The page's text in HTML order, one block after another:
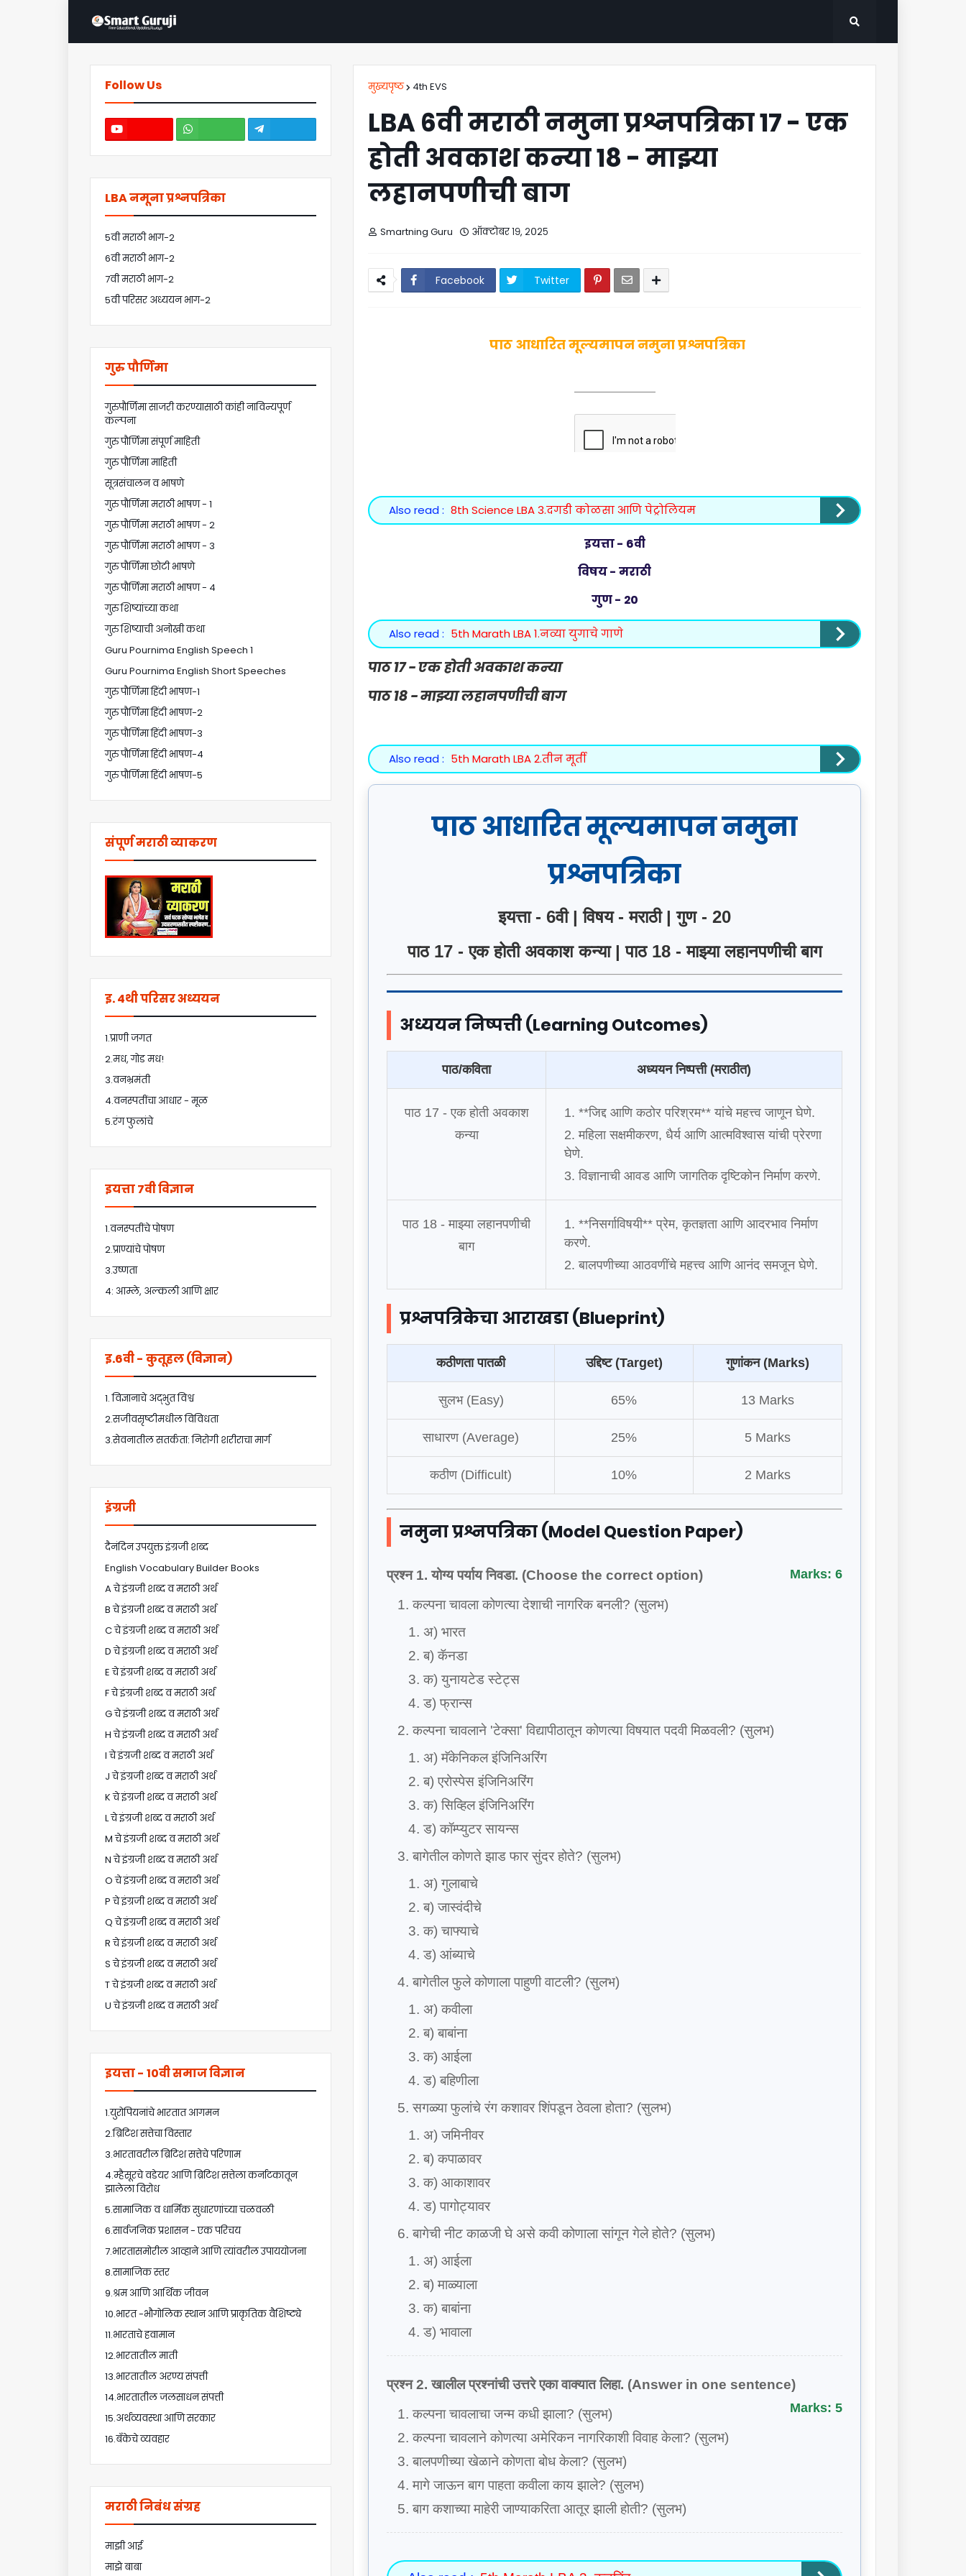
मुख्यपृष्ठ 4th EVS
LBA 6वी मराठी नमुना प्रश्नपत्रिका 17 - एक
होती अवकाश कन्या 18 - माझ्या
लहानपणीची बाग
Smartning Guru ऑक्टोबर १९, २०२५
Facebook Twitter
पाठ आधारित मूल्यमापन नमुना प्रश्नपत्रिका
Also read : 8th Science LBA 3.दगडी कोळसा आणि पेट्रोलियम
इयत्ता - 6वी
विषय - मराठी
गुण - 20
Also read : 5th Marath LBA 1.नव्या युगाचे गाणे
पाठ 17 - एक होती अवकाश कन्या
पाठ 18 - माझ्या लहानपणीची बाग
Also read : 5th Marath LBA 2.तीन मूर्ती
पाठ आधारित मूल्यमापन नमुना
प्रश्नपत्रिका
इयत्ता - 6वी | विषय - मराठी | गुण - 20
पाठ 17 - एक होती अवकाश कन्या | पाठ 18 - माझ्या लहानपणीची बाग
अध्ययन निष्पत्ती (Learning Outcomes)
पाठ/कविता अध्ययन निष्पत्ती (मराठीत)
पाठ 17 - एक होती अवकाश
कन्या
**जिद्द आणि कठोर परिश्रम** यांचे महत्त्व जाणून घेणे.
महिला सक्षमीकरण, धैर्य आणि आत्मविश्वास यांची प्रेरणा
घेणे.
विज्ञानाची आवड आणि जागतिक दृष्टिकोन निर्माण करणे.
पाठ 18 - माझ्या लहानपणीची
बाग
**निसर्गाविषयी** प्रेम, कृतज्ञता आणि आदरभाव निर्माण
करणे.
बालपणीच्या आठवणींचे महत्त्व आणि आनंद समजून घेणे.
प्रश्नपत्रिकेचा आराखडा (Blueprint)
कठीणता पातळी उद्दिष्ट (Target) गुणांकन (Marks)
सुलभ (Easy) 65% 13 Marks
साधारण (Average) 25% 5 Marks
कठीण (Difficult) 10% 2 Marks
नमुना प्रश्नपत्रिका (Model Question Paper)
प्रश्न 1. योग्य पर्याय निवडा. (Choose the correct option) Marks: 6
कल्पना चावला कोणत्या देशाची नागरिक बनली? (सुलभ)
अ) भारत
ब) कॅनडा
क) युनायटेड स्टेट्स
ड) फ्रान्स
कल्पना चावलाने 'टेक्सा' विद्यापीठातून कोणत्या विषयात पदवी मिळवली? (सुलभ)
अ) मॅकेनिकल इंजिनिअरिंग
ब) एरोस्पेस इंजिनिअरिंग
क) सिव्हिल इंजिनिअरिंग
ड) कॉम्प्युटर सायन्स
बागेतील कोणते झाड फार सुंदर होते? (सुलभ)
अ) गुलाबाचे
ब) जास्वंदीचे
क) चाफ्याचे
ड) आंब्याचे
बागेतील फुले कोणाला पाहुणी वाटली? (सुलभ)
अ) कवीला
ब) बाबांना
क) आईला
ड) बहिणीला
सगळ्या फुलांचे रंग कशावर शिंपडून ठेवला होता? (सुलभ)
अ) जमिनीवर
ब) कपाळावर
क) आकाशावर
ड) पागोट्यावर
बागेची नीट काळजी घे असे कवी कोणाला सांगून गेले होते? (सुलभ)
अ) आईला
ब) माळ्याला
क) बाबांना
ड) भावाला
प्रश्न 2. खालील प्रश्नांची उत्तरे एका वाक्यात लिहा. (Answer in one sentence)
Marks: 5
कल्पना चावलाचा जन्म कधी झाला? (सुलभ)
कल्पना चावलाने कोणत्या अमेरिकन नागरिकाशी विवाह केला? (सुलभ)
बालपणीच्या खेळाने कोणता बोध केला? (सुलभ)
मागे जाऊन बाग पाहता कवीला काय झाले? (सुलभ)
बाग कशाच्या माहेरी जाण्याकरिता आतूर झाली होती? (सुलभ)
Follow Us
LBA नमूना प्रश्नपत्रिका
5वी मराठी भाग-2
6वी मराठी भाग-2
7वी मराठी भाग-2
5वी परिसर अध्ययन भाग-2
गुरु पौर्णिमा
गुरुपौर्णिमा साजरी करण्यासाठी कांही नाविन्यपूर्ण
कल्पना
गुरु पौर्णिमा संपूर्ण माहिती
गुरु पौर्णिमा माहिती
सूत्रसंचालन व भाषणे
गुरु पौर्णिमा मराठी भाषण - 1
गुरु पौर्णिमा मराठी भाषण - 2
गुरु पौर्णिमा मराठी भाषण - 3
गुरु पौर्णिमा छोटी भाषणे
गुरु पौर्णिमा मराठी भाषण - 4
गुरु शिष्यांच्या कथा
गुरु शिष्याची अनोखी कथा
Guru Pournima English Speech 1
Guru Pournima English Short Speeches
गुरु पौर्णिमा हिंदी भाषण-1
गुरु पौर्णिमा हिंदी भाषण-2
गुरु पौर्णिमा हिंदी भाषण-3
गुरु पौर्णिमा हिंदी भाषण-4
गुरु पौर्णिमा हिंदी भाषण-5
संपूर्ण मराठी व्याकरण
इ. 4थी परिसर अध्ययन
1.प्राणी जगत
2.मध, गोड मध!
3.वनभ्रमंती
4.वनस्पतींचा आधार - मूळ
5.रंग फुलांचे
इयत्ता 7वी विज्ञान
1.वनस्पतींचे पोषण
2.प्राण्यांचे पोषण
3.उष्णता
4: आम्ले, अल्कली आणि क्षार
इ.6वी - कुतूहल (विज्ञान)
1. विज्ञानाचे अद्भुत विश्व
2.सजीवसृष्टीमधील विविधता
3.सेवनातील सतर्कता: निरोगी शरीराचा मार्ग
इंग्रजी
दैनंदिन उपयुक्त इंग्रजी शब्द
English Vocabulary Builder Books
A चे इंग्रजी शब्द व मराठी अर्थ
B चे इंग्रजी शब्द व मराठी अर्थ
C चे इंग्रजी शब्द व मराठी अर्थ
D चे इंग्रजी शब्द व मराठी अर्थ
E चे इंग्रजी शब्द व मराठी अर्थ
F चे इंग्रजी शब्द व मराठी अर्थ
G चे इंग्रजी शब्द व मराठी अर्थ
H चे इंग्रजी शब्द व मराठी अर्थ
I चे इंग्रजी शब्द व मराठी अर्थ
J चे इंग्रजी शब्द व मराठी अर्थ
K चे इंग्रजी शब्द व मराठी अर्थ
L चे इंग्रजी शब्द व मराठी अर्थ
M चे इंग्रजी शब्द व मराठी अर्थ
N चे इंग्रजी शब्द व मराठी अर्थ
O चे इंग्रजी शब्द व मराठी अर्थ
P चे इंग्रजी शब्द व मराठी अर्थ
Q चे इंग्रजी शब्द व मराठी अर्थ
R चे इंग्रजी शब्द व मराठी अर्थ
S चे इंग्रजी शब्द व मराठी अर्थ
T चे इंग्रजी शब्द व मराठी अर्थ
U चे इंग्रजी शब्द व मराठी अर्थ
इयत्ता - 10वी समाज विज्ञान
1.युरोपियनांचे भारतात आगमन
2.ब्रिटिश सत्तेचा विस्तार
3.भारतावरील ब्रिटिश सत्तेचे परिणाम
4.म्हैसूरचे वडेयर आणि ब्रिटिश सत्तेला कर्नाटकातून
झालेला विरोध
5.सामाजिक व धार्मिक सुधारणांच्या चळवळी
6.सार्वजनिक प्रशासन - एक परिचय
7.भारतासमोरील आव्हाने आणि त्यांवरील उपाययोजना
8.सामाजिक स्तर
9.श्रम आणि आर्थिक जीवन
10.भारत -भौगोलिक स्थान आणि प्राकृतिक वैशिष्ट्ये
11.भारताचे हवामान
12.भारतातील माती
13.भारतातील अरण्य संपत्ती
14.भारतातील जलसाधन संपत्ती
15.अर्थव्यवस्था आणि सरकार
16.बँकेचे व्यवहार
मराठी निबंध संग्रह
माझी आई
माझे बाबा